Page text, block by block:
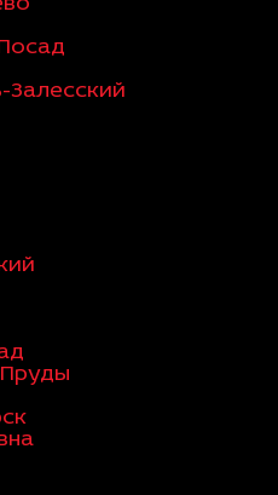
Залесский